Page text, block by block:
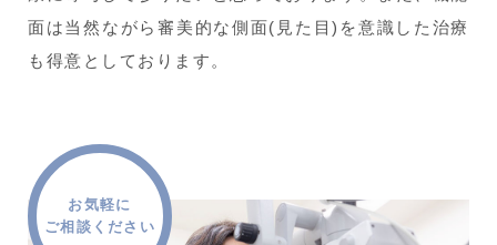
面は当然ながら審美的な側面(見た目)を意識した治療
も得意としております。
お気軽に
ご相談ください